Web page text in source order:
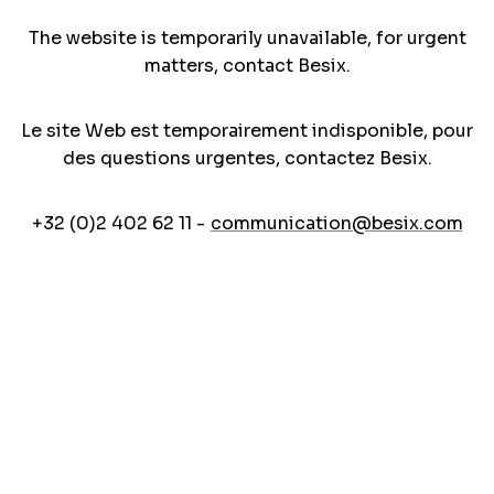
The website is temporarily unavailable, for urgent
matters, contact Besix.
Le site Web est temporairement indisponible, pour
des questions urgentes, contactez Besix.
+32 (0)2 402 62 11 - communication@besix.com